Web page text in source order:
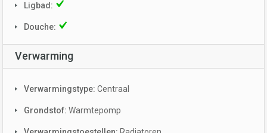
Ligbad:
Douche:
Verwarming
Verwarmingstype: Centraal
Grondstof: Warmtepomp